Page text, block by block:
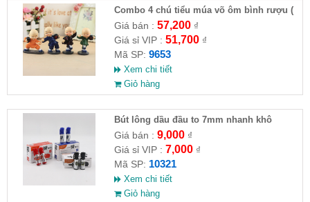
Combo 4 chú tiểu múa võ ôm bình rượu (
HĐ )
Giá bán : 57,200₫
Giá sỉ VIP : 51,700₫
Mã SP: 9653
Xem chi tiết
Giỏ hàng
Bút lông dầu đầu to 7mm nhanh khô
Giá bán : 9,000₫
Giá sỉ VIP : 7,000₫
Mã SP: 10321
Xem chi tiết
Giỏ hàng